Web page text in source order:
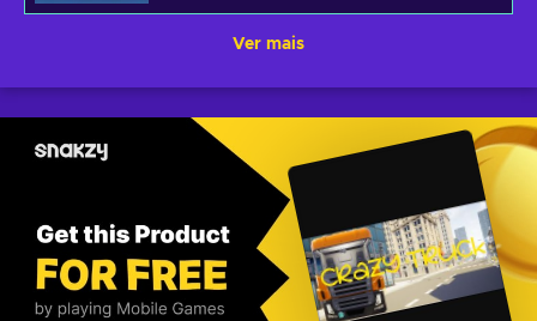
Ver mais